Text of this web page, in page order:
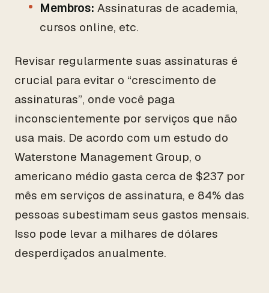
Membros: Assinaturas de academia,
cursos online, etc.
Revisar regularmente suas assinaturas é
crucial para evitar o “crescimento de
assinaturas”, onde você paga
inconscientemente por serviços que não
usa mais. De acordo com um estudo do
Waterstone Management Group, o
americano médio gasta cerca de $237 por
mês em serviços de assinatura, e 84% das
pessoas subestimam seus gastos mensais.
Isso pode levar a milhares de dólares
desperdiçados anualmente.